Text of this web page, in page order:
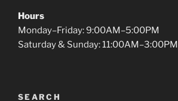
Hours
Monday–Friday: 9:00AM–5:00PM
Saturday & Sunday: 11:00AM–3:00PM
SEARCH